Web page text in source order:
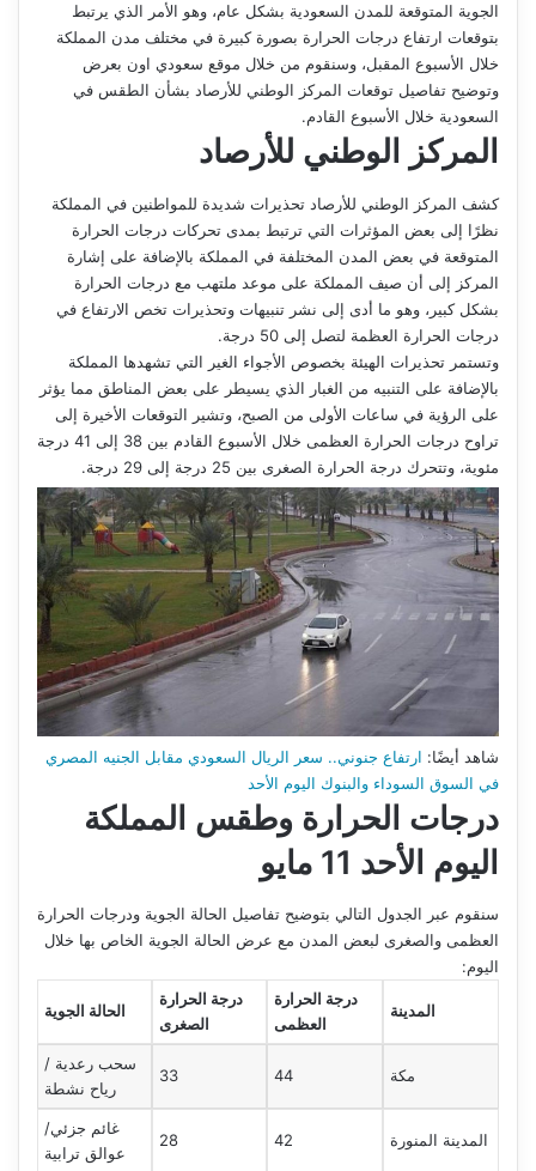
الجوية المتوقعة للمدن السعودية بشكل عام، وهو الأمر الذي يرتبط
بتوقعات ارتفاع درجات الحرارة بصورة كبيرة في مختلف مدن المملكة
خلال الأسبوع المقبل، وسنقوم من خلال موقع سعودي اون بعرض
وتوضيح تفاصيل توقعات المركز الوطني للأرصاد بشأن الطقس في
السعودية خلال الأسبوع القادم.
المركز الوطني للأرصاد
كشف المركز الوطني للأرصاد تحذيرات شديدة للمواطنين في المملكة
نظرًا إلى بعض المؤثرات التي ترتبط بمدى تحركات درجات الحرارة
المتوقعة في بعض المدن المختلفة في المملكة بالإضافة على إشارة
المركز إلى أن صيف المملكة على موعد ملتهب مع درجات الحرارة
بشكل كبير، وهو ما أدى إلى نشر تنبيهات وتحذيرات تخص الارتفاع في
درجات الحرارة العظمة لتصل إلى 50 درجة.
وتستمر تحذيرات الهيئة بخصوص الأجواء الغير التي تشهدها المملكة
بالإضافة على التنبيه من الغبار الذي يسيطر على بعض المناطق مما يؤثر
على الرؤية في ساعات الأولى من الصبح، وتشير التوقعات الأخيرة إلى
تراوح درجات الحرارة العظمى خلال الأسبوع القادم بين 38 إلى 41 درجة
مئوية، وتتحرك درجة الحرارة الصغرى بين 25 درجة إلى 29 درجة.
شاهد أيضًا: ارتفاع جنوني.. سعر الريال السعودي مقابل الجنيه المصري
في السوق السوداء والبنوك اليوم الأحد
درجات الحرارة وطقس المملكة
اليوم الأحد 11 مايو
سنقوم عبر الجدول التالي بتوضيح تفاصيل الحالة الجوية ودرجات الحرارة
العظمى والصغرى لبعض المدن مع عرض الحالة الجوية الخاص بها خلال
اليوم:
المدينة
درجة الحرارة
العظمى
درجة الحرارة
الصغرى
الحالة الجوية
مكة 44
33
سحب رعدية /
رياح نشطة
المدينة المنورة 42
28
غائم جزئي/
عوالق ترابية